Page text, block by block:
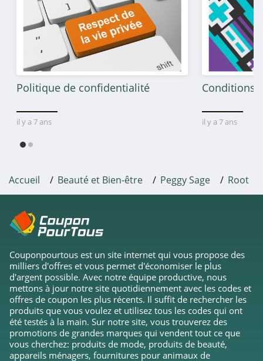
4.4
Uriage
4.4
NARS Cosmetics
Freshly Cosmetics
4.1
Keshop
4.6
Glossier
4.4
Manucurist
Politique de confidentialité
il y a 7 ans
Conditions
il y a 7 ans
Accueil Beauté et Bien-être Peggy Sage Root
Couponpourtous est un site internet qui vous propose des
milliers d'offres et vous permet d'économiser le plus
d'argent possible. Avec notre équipe productive, nous
mettons à jour notre site quotidiennement avec les codes et
offres de coupon les plus récents. Il suffit de rechercher les
produits que vous voulez et utilisez tous les codes qui ont
été testés à la main. Sur notre site, vous trouverez des
promotions de grandes marques qui vendent tout ce que
vous cherchez: produits de mode, produits de beauté,
appareils ménagers, fournitures pour animaux de